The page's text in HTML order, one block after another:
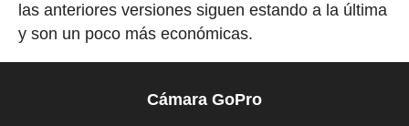
las anteriores versiones siguen estando a la última
y son un poco más económicas.
Cámara GoPro